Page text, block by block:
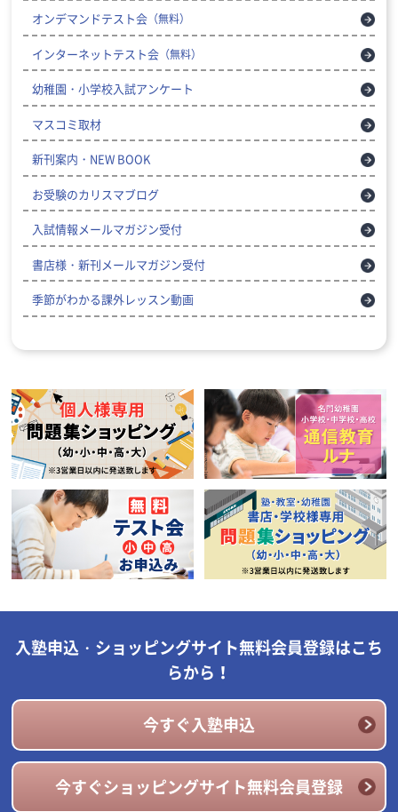
オンデマンドテスト会 （無料）
インターネットテスト会 （無料）
幼稚園・小学校入試アンケート
マスコミ取材
新刊案内・NEW BOOK
お受験のカリスマブログ
入試情報メールマガジン受付
書店様・新刊メールマガジン受付
季節がわかる課外レッスン動画
入塾申込・ショッピングサイト無料会員登録はこち
らから！
今すぐ入塾申込
今すぐショッピングサイト無料会員登録